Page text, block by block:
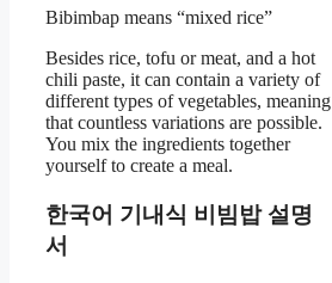
Bibimbap means “mixed rice”
Besides rice, tofu or meat, and a hot
chili paste, it can contain a variety of
different types of vegetables, meaning
that countless variations are possible.
You mix the ingredients together
yourself to create a meal.
한국어 기내식 비빔밥 설명
서